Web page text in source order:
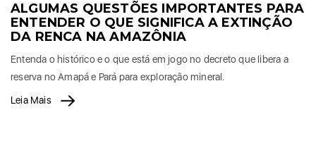
ALGUMAS QUESTÕES IMPORTANTES PARA
ENTENDER O QUE SIGNIFICA A EXTINÇÃO
DA RENCA NA AMAZÔNIA
Entenda o histórico e o que está em jogo no decreto que libera a
reserva no Amapá e Pará para exploração mineral.
Leia Mais